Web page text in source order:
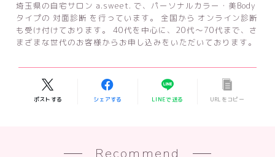
埼玉県の自宅サロン a.sweet. で、パーソナルカラー・美Body
タイプの 対面診断 を行っています。 全国から オンライン診断
も受け付けております。 40代を中心に、20代～70代まで、さ
まざまな世代のお客様からお申し込みをいただいております。
ポストする シェアする LINEで送る URLをコピー
Recommend